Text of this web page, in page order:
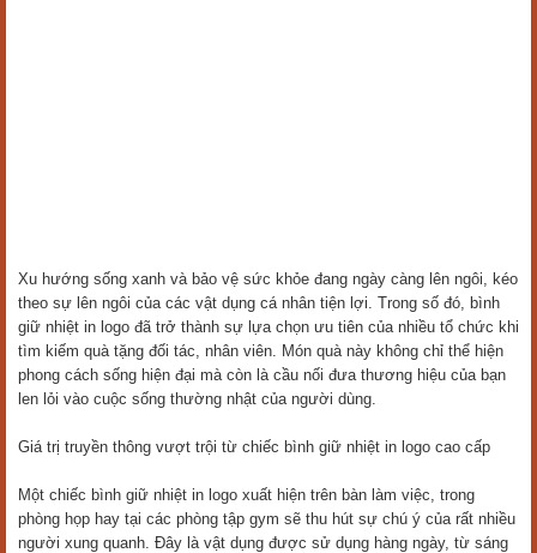
Xu hướng sống xanh và bảo vệ sức khỏe đang ngày càng lên ngôi, kéo
theo sự lên ngôi của các vật dụng cá nhân tiện lợi. Trong số đó, bình
giữ nhiệt in logo đã trở thành sự lựa chọn ưu tiên của nhiều tổ chức khi
tìm kiếm quà tặng đối tác, nhân viên. Món quà này không chỉ thể hiện
phong cách sống hiện đại mà còn là cầu nối đưa thương hiệu của bạn
len lỏi vào cuộc sống thường nhật của người dùng.
Giá trị truyền thông vượt trội từ chiếc bình giữ nhiệt in logo cao cấp
Một chiếc bình giữ nhiệt in logo xuất hiện trên bàn làm việc, trong
phòng họp hay tại các phòng tập gym sẽ thu hút sự chú ý của rất nhiều
người xung quanh. Đây là vật dụng được sử dụng hàng ngày, từ sáng